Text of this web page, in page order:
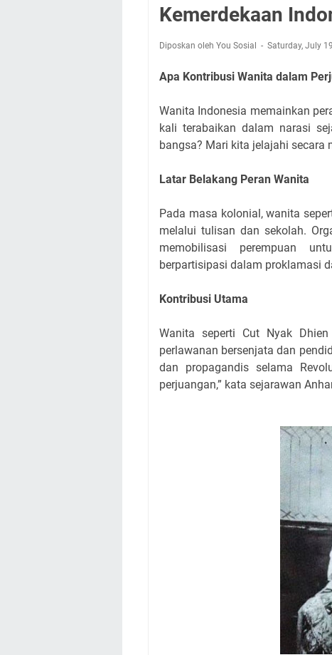
Kemerdekaan
Diposkan oleh You Sosial Saturday, July
Apa Kontribusi Wanita dalam
Wanita Indonesia memainkan
kali terabaikan dalam narasi
bangsa? Mari kita jelajahi secara
Latar Belakang Peran Wanita
Pada masa kolonial, wanita
melalui tulisan dan sekolah.
memobilisasi perempuan
berpartisipasi dalam proklamasi
Kontribusi Utama
Wanita seperti Cut Nyak
perlawanan bersenjata dan
dan propagandis selama
perjuangan,” kata sejarawan